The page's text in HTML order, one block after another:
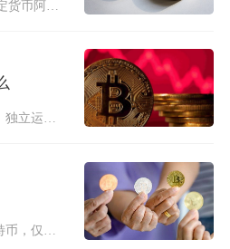
OMR是阿曼苏丹国的官方法定货币阿曼里亚尔，属于主权法币，并非虚拟货币，很多币圈新手容易混